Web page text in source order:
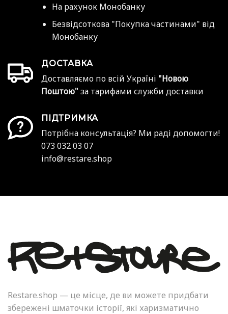
На рахунок Монобанку
Безвідсоткова "Покупка частинами" від
Монобанку
ДОСТАВКА
Доставляємо по всій Україні "Новою
Поштою" за тарифами служби доставки
ПІДТРИМКА
Потрібна консультація? Ми раді допомогти!
073 032 03 07
info@restare.shop
Restare.shop — це місце, де ви можете придбати
збережені шматочки історії, які харизматично